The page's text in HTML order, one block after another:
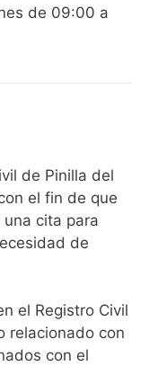
de 09:00 a
de Pinilla del
el fin de que
cita para
de
el Registro Civil
relacionado con
con el